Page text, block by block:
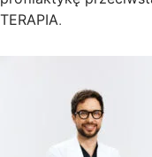
TERAPIA.